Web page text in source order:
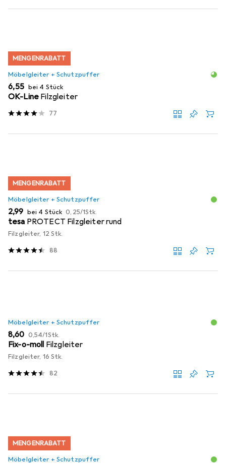
MENGENRABATT
Möbelgleiter + Schutzpuffer
EUR
6,55 bei 4 Stück
OK-Line Filzgleiter
77
MENGENRABATT
Möbelgleiter + Schutzpuffer
EUR
2,99 bei 4 Stück EUR
0,25/1Stk.
tesa PROTECT Filzgleiter rund
Filzgleiter, 12 Stk.
88
Möbelgleiter + Schutzpuffer
EUR
8,60 EUR
0,54/1Stk.
Fix-o-moll Filzgleiter
Filzgleiter, 16 Stk.
82
MENGENRABATT
Möbelgleiter + Schutzpuffer